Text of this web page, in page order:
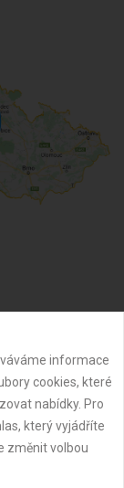
informace
cookies, které
nabídky. Pro
který vyjádříte
změnit volbou